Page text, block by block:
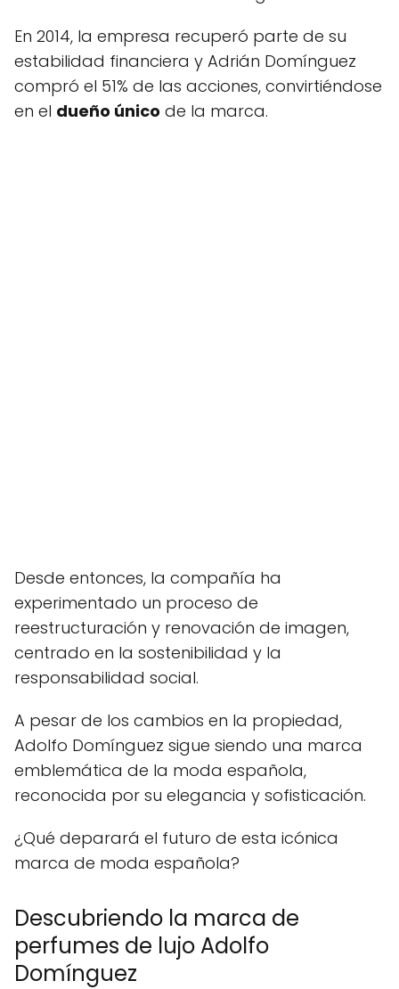
En 2014, la empresa recuperó parte de su
estabilidad financiera y Adrián Domínguez
compró el 51% de las acciones, convirtiéndose
en el dueño único de la marca.
Desde entonces, la compañía ha
experimentado un proceso de
reestructuración y renovación de imagen,
centrado en la sostenibilidad y la
responsabilidad social.
A pesar de los cambios en la propiedad,
Adolfo Domínguez sigue siendo una marca
emblemática de la moda española,
reconocida por su elegancia y sofisticación.
¿Qué deparará el futuro de esta icónica
marca de moda española?
Descubriendo la marca de
perfumes de lujo Adolfo
Domínguez